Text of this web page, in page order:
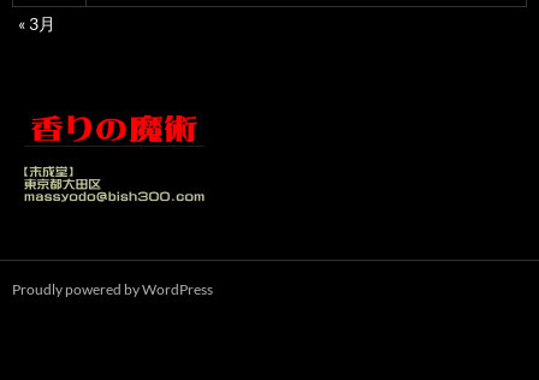
« 3月
Proudly powered by WordPress